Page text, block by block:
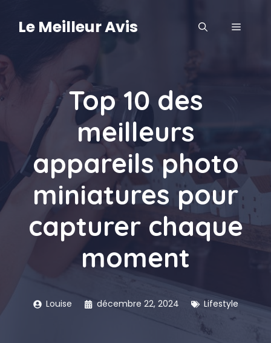
contenu
Le Meilleur Avis MENU
Top 10 des
meilleurs
appareils photo
miniatures pour
capturer chaque
moment
Louise décembre 22, 2024 Lifestyle